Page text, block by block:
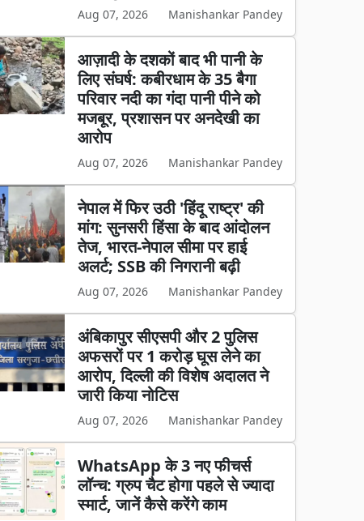
Aug 07, 2026 Manishankar Pandey
आज़ादी के दशकों बाद भी पानी के
लिए संघर्ष: कबीरधाम के 35 बैगा
परिवार नदी का गंदा पानी पीने को
मजबूर, प्रशासन पर अनदेखी का
आरोप
Aug 07, 2026 Manishankar Pandey
नेपाल में फिर उठी 'हिंदू राष्ट्र' की
मांग: सुनसरी हिंसा के बाद आंदोलन
तेज, भारत-नेपाल सीमा पर हाई
अलर्ट; SSB की निगरानी बढ़ी
Aug 07, 2026 Manishankar Pandey
अंबिकापुर सीएसपी और 2 पुलिस
अफसरों पर 1 करोड़ घूस लेने का
आरोप, दिल्ली की विशेष अदालत ने
जारी किया नोटिस
Aug 07, 2026 Manishankar Pandey
WhatsApp के 3 नए फीचर्स
लॉन्च: ग्रुप चैट होगा पहले से ज्यादा
स्मार्ट, जानें कैसे करेंगे काम